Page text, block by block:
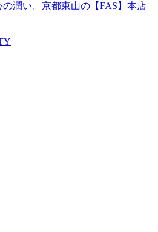
潤い。京都東山の【FAS】本店